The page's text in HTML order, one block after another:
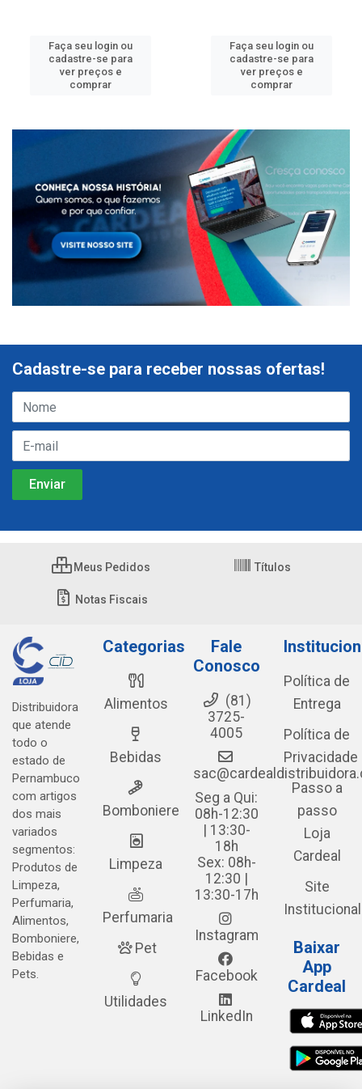
Faça seu login ou
cadastre-se para
ver preços e
comprar
Faça seu login ou
cadastre-se para
ver preços e
comprar
Cadastre-se para receber nossas ofertas!
Meus Pedidos Títulos
Notas Fiscais
Distribuidora
que atende
todo o
estado de
Pernambuco
com artigos
dos mais
variados
segmentos:
Produtos de
Limpeza,
Perfumaria,
Alimentos,
Bomboniere,
Bebidas e
Pets.
Categorias
Alimentos
Bebidas
Bomboniere
Limpeza
Perfumaria
Pet
Utilidades
Fale
Conosco
(81)
3725-
4005
Seg a Qui:
08h-12:30
| 13:30-
18h
Sex: 08h-
12:30 |
13:30-17h
Instagram
Facebook
LinkedIn
Política de
Entrega
Política de
Privacidade
Passo a
passo
Loja
Cardeal
Site
Institucional
Baixar
App
Cardeal